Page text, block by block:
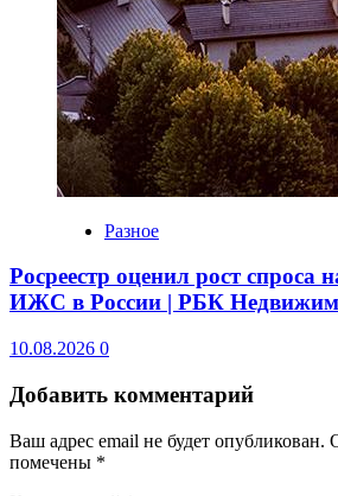
Разное
Росреестр оценил рост спроса
ИЖС в России | РБК
10.08.2026 0
Добавить комментарий
Ваш адрес email не будет опубликован.
помечены *